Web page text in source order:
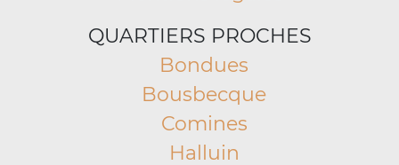
QUARTIERS PROCHES
Bondues
Bousbecque
Comines
Halluin